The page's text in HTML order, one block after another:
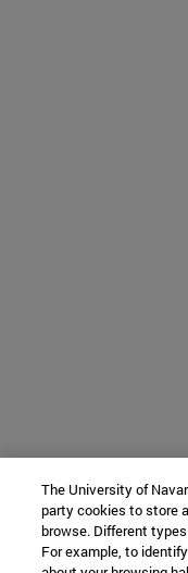
The University of
party cookies to store
browse. Different
For example, to